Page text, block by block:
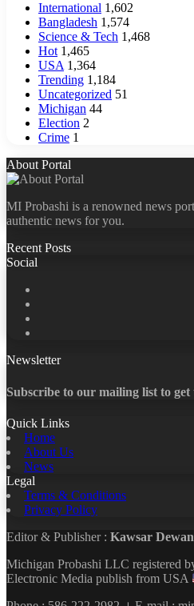
International 1,602
Bangladesh 1,574
Science & Tech 1,468
Hot 1,465
USA 1,364
Trending 1,184
Uncategorized 51
Michigan 44
Election 2
Crime 1
About Portal
MI Probashi is a renowned news
authentic news for you.
Recent Posts
Social
Newsletter
Subscribe to our mailing list to get
Quick Links
Home
About Us
News
Legal
Terms & Conditions
Privacy Policy
Editor & Publisher : Kawsar Dewan
Michigan Probashi LLC registered
Electronic Media publish from USA